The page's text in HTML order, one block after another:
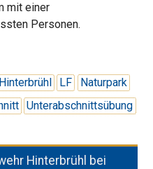
mit einer
Personen.
Hinterbrühl LF
Naturpark
Unterabschnittsübung
Hinterbrühl bei